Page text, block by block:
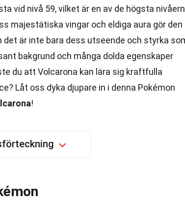
vid nivå 59, vilket är en av de högsta
majestätiska vingar och eldiga aura gör den
är inte bara dess utseende och styrka
bakgrund och många dolda egenskaper
du att Volcarona kan lära sig kraftfulla
Låt oss dyka djupare in i denna Pokémon
!